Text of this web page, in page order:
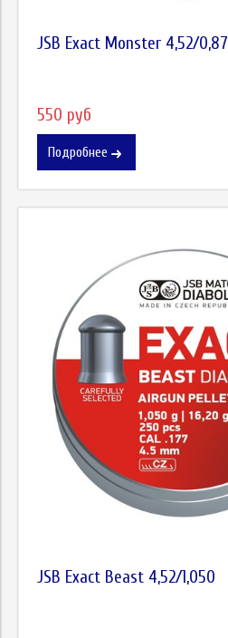
JSB Exact Monster 4,52/0,87
550 руб
Подробнее
JSB Exact Beast 4,52/1,050